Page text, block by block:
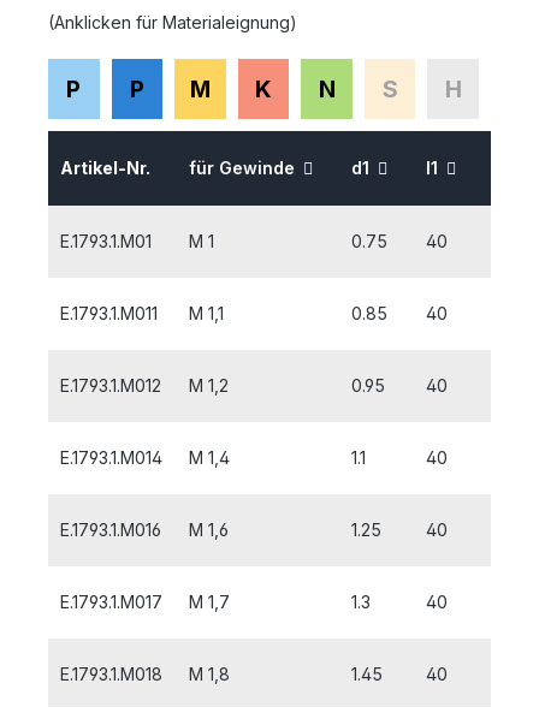
(Anklicken für Materialeignung)
P P M K N S H
Artikel-Nr. für Gewinde d1 l1
E.1793.1.M01 M 1 0.75 40
E.1793.1.M011 M 1,1 0.85 40
E.1793.1.M012 M 1,2 0.95 40
E.1793.1.M014 M 1,4 1.1 40
E.1793.1.M016 M 1,6 1.25 40
E.1793.1.M017 M 1,7 1.3 40
E.1793.1.M018 M 1,8 1.45 40